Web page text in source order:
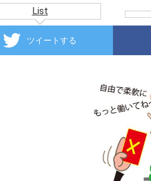
List
ツイートする